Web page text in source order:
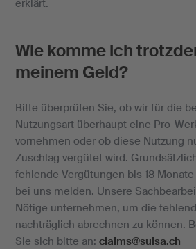
erklärt.
Wie komme ich
meinem Geld?
Bitte überprüfen Sie, ob wir für die
Nutzungsart überhaupt eine Pro-
vornehmen oder ob diese Nutzung
Zuschlag vergütet wird.
fehlende Vergütungen bis 18
bei uns melden. Unsere
Nötige unternehmen, um die
nachträglich abrechnen zu können.
Sie sich bitte an: claims@suisa.ch